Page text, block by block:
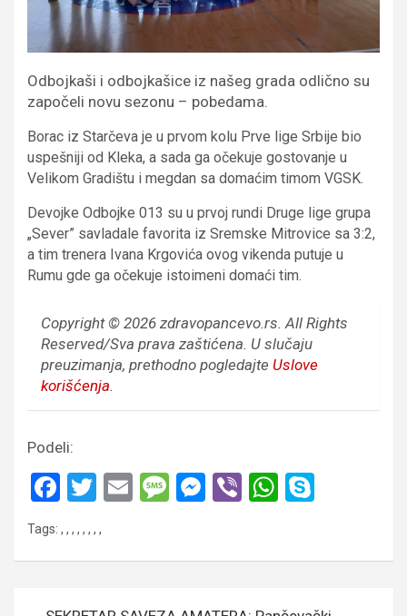
Odbojkaši i odbojkašice iz našeg grada odlično su
započeli novu sezonu – pobedama.
Borac iz Starčeva je u prvom kolu Prve lige Srbije bio
uspešniji od Kleka, a sada ga očekuje gostovanje u
Velikom Gradištu i megdan sa domaćim timom VGSK.
Devojke Odbojke 013 su u prvoj rundi Druge lige grupa
„Sever” savladale favorita iz Sremske Mitrovice sa 3:2,
a tim trenera Ivana Krgovića ovog vikenda putuje u
Rumu gde ga očekuje istoimeni domaći tim.
Copyright © 2026 zdravopancevo.rs. All Rights
Reserved/Sva prava zaštićena. U slučaju
preuzimanja, prethodno pogledajte Uslove
korišćenja.
Podeli:
F
ce
o
T
tt
E
M
g
M
g
Vi
W
A
Tags: , , , , , , , ,